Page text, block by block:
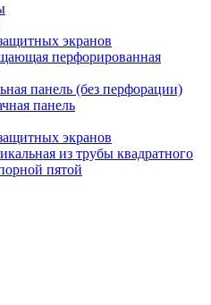
экранов
перфорированная
панель (без перфорации)
панель
экранов
из трубы квадратного
пятой